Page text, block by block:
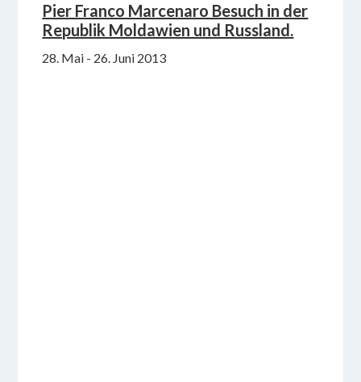
Pier Franco Marcenaro Besuch in der
Republik Moldawien und Russland.
28. Mai - 26. Juni 2013